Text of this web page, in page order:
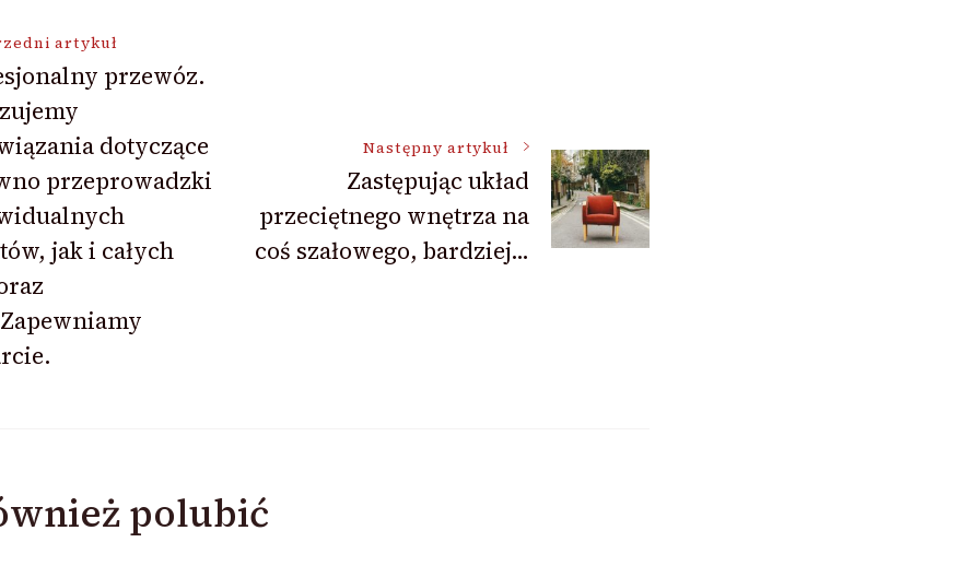
artykuł
przewóz.
dotyczące
przeprowadzki
jak i całych
Następny artykuł
Zastępując układ
przeciętnego wnętrza na
coś szałowego, bardziej…
polubić